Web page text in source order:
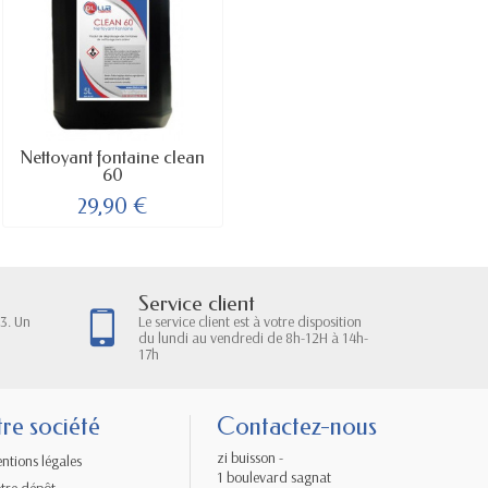
Nettoyant fontaine clean
60
29,90 €
Un
Service client
Le service client est à votre disposition
du lundi au vendredi de 8h-12H à 14h-
17h
société
légales
Contactez-nous
zi buisson -
1 boulevard sagnat